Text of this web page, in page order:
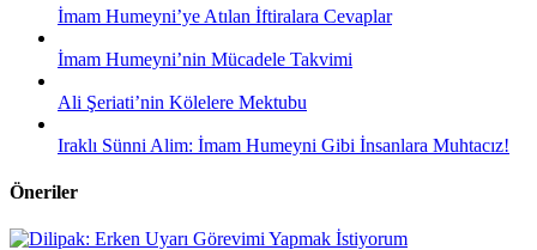
İmam Humeyni’ye Atılan İftiralara Cevaplar
İmam Humeyni’nin Mücadele Takvimi
Ali Şeriati’nin Kölelere Mektubu
Iraklı Sünni Alim: İmam Humeyni Gibi İnsanlara Muhtacız!
Öneriler